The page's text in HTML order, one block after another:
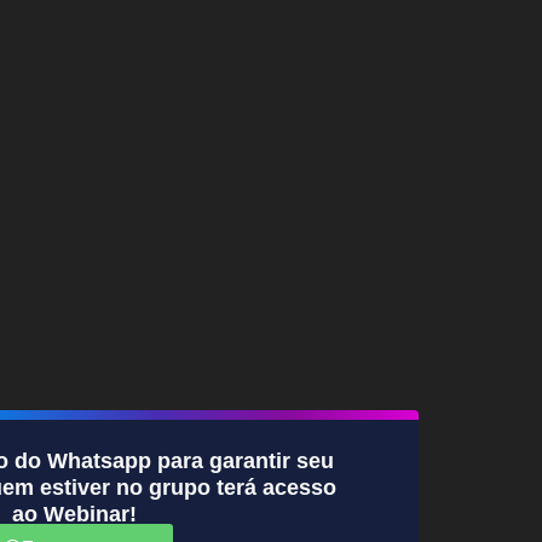
do Whatsapp para garantir seu
estiver no grupo terá acesso
ao Webinar!